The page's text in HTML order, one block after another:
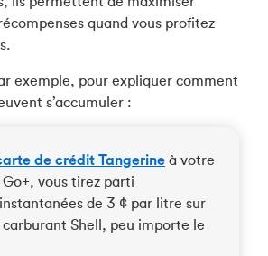
quand vous profitez
exemple, pour expliquer comment
s’accumuler :
de crédit Tangerineà votre
vous tirez parti
de 3 ¢ par litre sur
carburant Shell, peu importe le